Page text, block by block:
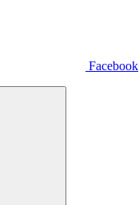
Facebook